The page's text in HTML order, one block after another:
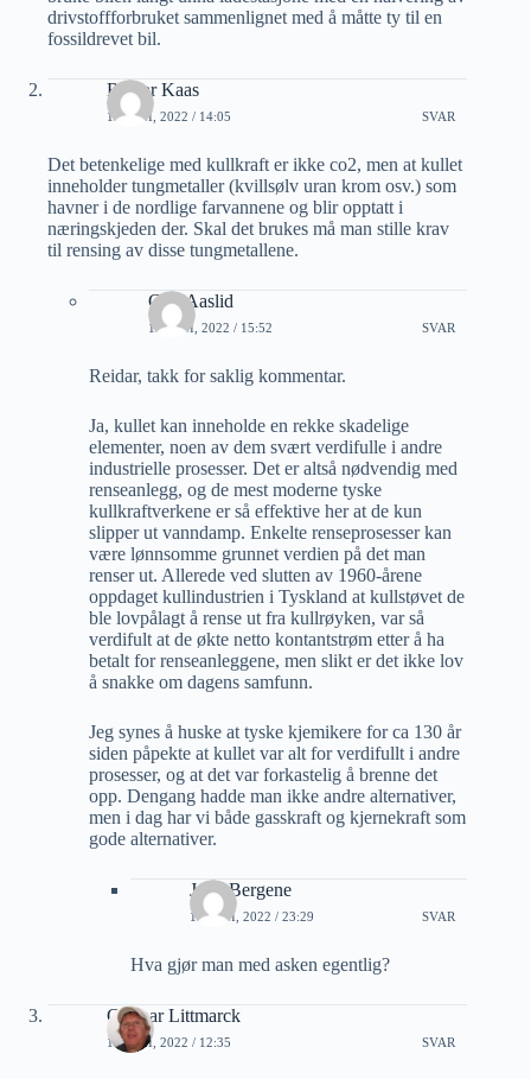
drivstoffforbruket sammenlignet med å måtte ty til en
fossildrevet bil.
Reidar Kaas
13 JUNI, 2022 / 14:05 SVAR
Det betenkelige med kullkraft er ikke co2, men at kullet
inneholder tungmetaller (kvillsølv uran krom osv.) som
havner i de nordlige farvannene og blir opptatt i
næringskjeden der. Skal det brukes må man stille krav
til rensing av disse tungmetallene.
Geir Aaslid
13 JUNI, 2022 / 15:52 SVAR
Reidar, takk for saklig kommentar.
Ja, kullet kan inneholde en rekke skadelige
elementer, noen av dem svært verdifulle i andre
industrielle prosesser. Det er altså nødvendig med
renseanlegg, og de mest moderne tyske
kullkraftverkene er så effektive her at de kun
slipper ut vanndamp. Enkelte renseprosesser kan
være lønnsomme grunnet verdien på det man
renser ut. Allerede ved slutten av 1960-årene
oppdaget kullindustrien i Tyskland at kullstøvet de
ble lovpålagt å rense ut fra kullrøyken, var så
verdifult at de økte netto kontantstrøm etter å ha
betalt for renseanleggene, men slikt er det ikke lov
å snakke om dagens samfunn.
Jeg synes å huske at tyske kjemikere for ca 130 år
siden påpekte at kullet var alt for verdifullt i andre
prosesser, og at det var forkastelig å brenne det
opp. Dengang hadde man ikke andre alternativer,
men i dag har vi både gasskraft og kjernekraft som
gode alternativer.
Jarle Bergene
13 JUNI, 2022 / 23:29 SVAR
Hva gjør man med asken egentlig?
Gunnar Littmarck
18 JUNI, 2022 / 12:35 SVAR